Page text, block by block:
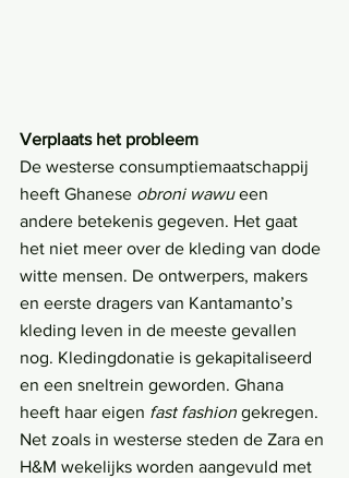
Verplaats het probleem
De westerse consumptiemaatschappij
heeft Ghanese obroni wawu een
andere betekenis gegeven. Het gaat
het niet meer over de kleding van dode
witte mensen. De ontwerpers, makers
en eerste dragers van Kantamanto’s
kleding leven in de meeste gevallen
nog. Kledingdonatie is gekapitaliseerd
en een sneltrein geworden. Ghana
heeft haar eigen fast fashion gekregen.
Net zoals in westerse steden de Zara en
H&M wekelijks worden aangevuld met